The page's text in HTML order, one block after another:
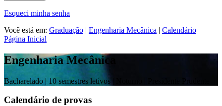
Esqueci minha senha
Você está em: Graduação | Engenharia Mecânica | Calendário
Página Inicial
Engenharia Mecânica
Bacharelado | 10 semestres letivos | Noturno
Calendário de provas